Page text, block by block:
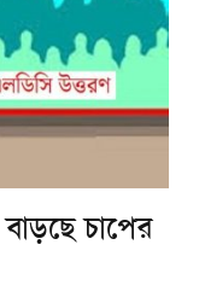
চাপের